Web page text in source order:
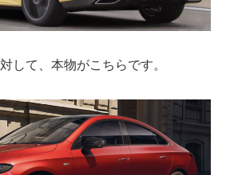
して、本物がこちらです。